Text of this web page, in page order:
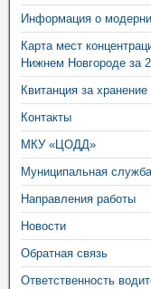
Информация о
Карта мест
Нижнем Новгороде за
Квитанция за
Контакты
МКУ «ЦОДД»
Муниципальная
Направления работы
Новости
Обратная связь
Ответственность